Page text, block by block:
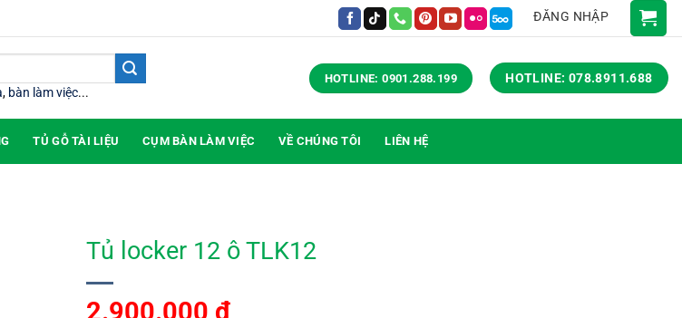
ĐĂNG NHẬP
, bàn làm việc...
HOTLINE: 0901.288.199 HOTLINE: 078.8911.688
TỦ GỖ TÀI LIỆU CỤM BÀN LÀM VIỆC VỀ CHÚNG TÔI LIÊN HỆ
Tủ locker 12 ô TLK12
2.900.000 ₫